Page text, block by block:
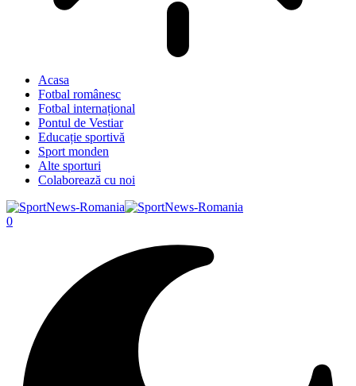
Acasa
Fotbal românesc
Fotbal internațional
Pontul de Vestiar
Educație sportivă
Sport monden
Alte sporturi
Colaborează cu noi
0